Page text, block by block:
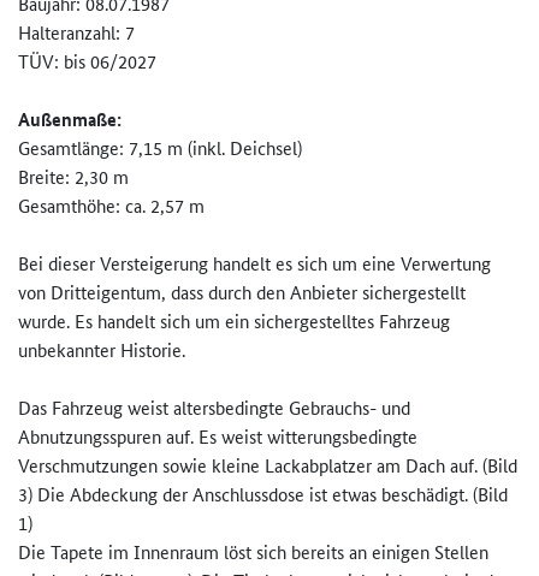
Halteranzahl: 7
TÜV: bis 06/2027
Außenmaße:
Gesamtlänge: 7,15 m (inkl. Deichsel)
Breite: 2,30 m
Gesamthöhe: ca. 2,57 m
Bei dieser Versteigerung handelt es sich um eine Verwertung
von Dritteigentum, dass durch den Anbieter sichergestellt
wurde. Es handelt sich um ein sichergestelltes Fahrzeug
unbekannter Historie.
Das Fahrzeug weist altersbedingte Gebrauchs- und
Abnutzungsspuren auf. Es weist witterungsbedingte
Verschmutzungen sowie kleine Lackabplatzer am Dach auf. (Bild
3) Die Abdeckung der Anschlussdose ist etwas beschädigt. (Bild
1)
Die Tapete im Innenraum löst sich bereits an einigen Stellen